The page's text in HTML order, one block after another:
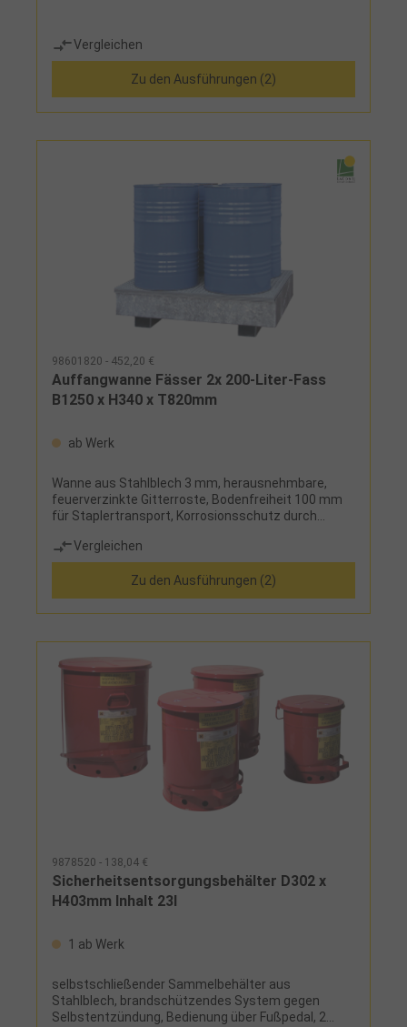
Vergleichen
Zu den Ausführungen (2)
98601820 - 452,20 €
Auffangwanne Fässer 2x 200-Liter-Fass
B1250 x H340 x T820mm
ab Werk
Wanne aus Stahlblech 3 mm, herausnehmbare,
feuerverzinkte Gitterroste, Bodenfreiheit 100 mm
für Staplertransport, Korrosionsschutz durch
Auffangwanne entsprechend WHG, Ü-Zeichen
gemäß StawaRLieferumfang:herausnehmbarer,
feuerverzinkter Gitterrostboden
Vergleichen
Zu den Ausführungen (2)
9878520 - 138,04 €
Sicherheitsentsorgungsbehälter D302 x
H403mm Inhalt 23l
1 ab Werk
selbstschließender Sammelbehälter aus
Stahlblech, brandschützendes System gegen
Selbstentzündung, Bedienung über Fußpedal, 2